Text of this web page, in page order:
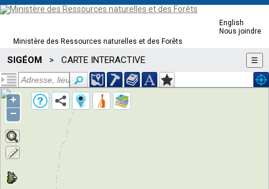
Ministère des Ressources naturelles et des Forêts
English
Nous joindre
SIGÉOM > CARTE INTERACTIVE ☰
+
−